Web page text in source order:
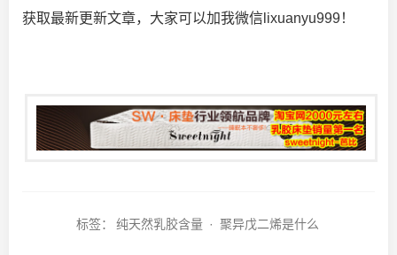
获取最新更新文章，大家可以加我微信lixuanyu999！
标签： 纯天然乳胶含量 · 聚异戊二烯是什么